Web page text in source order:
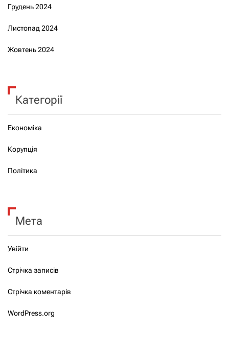
Грудень 2024
Листопад 2024
Жовтень 2024
Категорії
Економіка
Корупція
Політика
Мета
Увійти
Стрічка записів
Стрічка коментарів
WordPress.org